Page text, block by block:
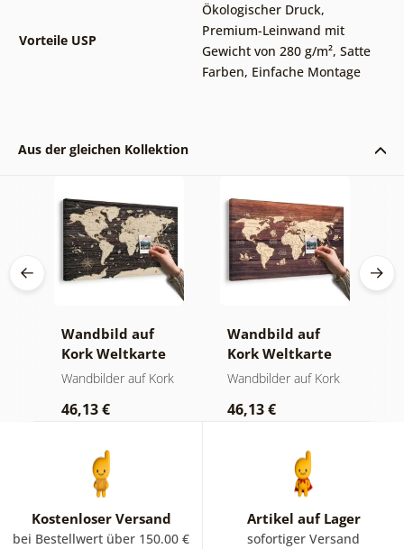
Vorteile USP
Ökologischer Druck,
Premium-Leinwand mit
Gewicht von 280 g/m², Satte
Farben, Einfache Montage
Aus der gleichen Kollektion
Wandbild auf
Kork Weltkarte
auf hölzernem
Wandbilder auf Kork
46,13 €
Wandbild auf
Kork Weltkarte
auf Holz
Wandbilder auf Kork
46,13 €
Kostenloser Versand
bei Bestellwert über 150.00 €
Artikel auf Lager
sofortiger Versand